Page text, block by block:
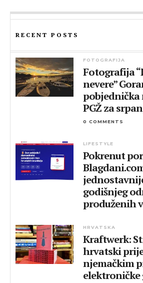
RECENT POSTS
FOTOGRAFIJA
Fotografija
nevere”
pobjednička
PGŽ za
0 COMMENTS
LIFESTYLE
Pokrenut
godišnjeg
produženih
HRVATSKA
Kraftwerk:
hrvatski
njemačkim
elektroničke